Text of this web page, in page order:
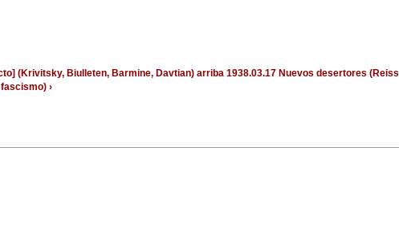
(Krivitsky, Biulleten, Barmine, Davtian) arriba 1938.03.17 Nuevos desertores (Reiss
›